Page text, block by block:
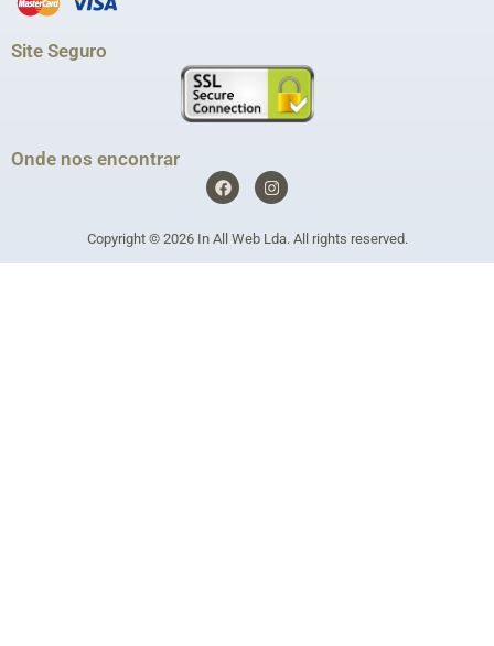
Site Seguro
Onde nos encontrar
F
a
c
e
b
o
I
n
s
a
g
Copyright © 2026 In All Web Lda. All rights reserved.